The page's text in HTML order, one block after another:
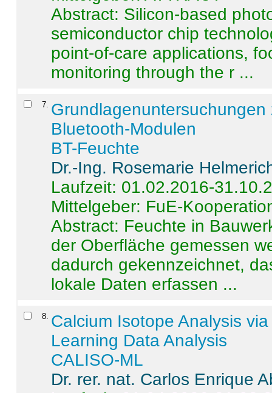
Abstract: Silicon-based
semiconductor chip
point-of-care applications,
monitoring through the r ...
7
Bluetooth-Modulen
BT-Feuchte
Dr.-Ing. Rosemarie
Laufzeit: 01.02.2016-
Mittelgeber: FuE-
Abstract: Feuchte in
der Oberfläche gemessen
dadurch gekennzeichnet,
lokale Daten erfassen ...
8 Calcium Isotope Analysis
Learning Data Analysis
CALISO-ML
Dr. rer. nat. Carlos Enrique